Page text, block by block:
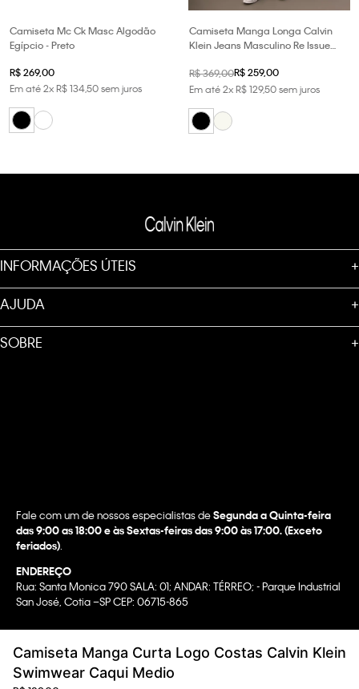
Camiseta Manga Curta Logo Costas Calvin Klein
Swimwear Caqui Medio
Camiseta Mc Ck Masc Algodão
Egípcio - Preto
R$269,00
Em até2xR$13450sem juros
Camiseta Manga Longa Calvin
Klein Jeans Masculino Re Issue
R$369,00R$259,00
Em até2xR$129,50sem juros
INFORMAÇÕES ÚTEIS +
AJUDA +
SOBRE +
Fale com um de nossos especialistas deSegunda a Quinta-feira
das 9:00 as 18:00 e às Sextas-feiras das 9:00 às 17:00. (Exceto
feriados)
ENDEREÇO
Rua: Santa Monica 790 SALA: 01; ANDAR: TÉRREO; - Parque Industrial
San José, Cotia –SP CEP: 06715-865
WBR INDUSTRIA E COMERCIO DE VESTUARIO LTDA.
CNPJ 07.296.319/0058-90